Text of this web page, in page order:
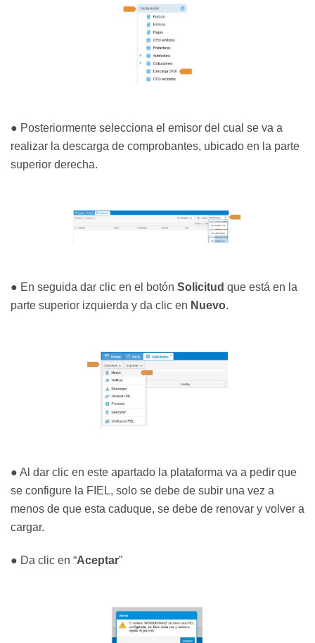
● Posteriormente selecciona el emisor del cual se va a
realizar la descarga de comprobantes, ubicado en la parte
superior derecha.
● En seguida dar clic en el botón Solicitud que está en la
parte superior izquierda y da clic en Nuevo.
● Al dar clic en este apartado la plataforma va a pedir que
se configure la FIEL, solo se debe de subir una vez a
menos de que esta caduque, se debe de renovar y volver a
cargar.
● Da clic en “Aceptar”